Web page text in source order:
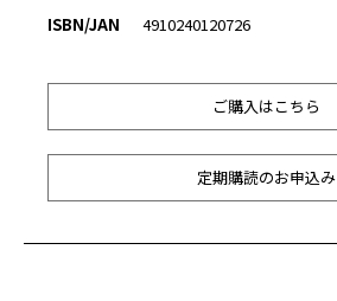
ISBN/JAN
4910240120726
ご購入はこちら
定期購読のお申込み